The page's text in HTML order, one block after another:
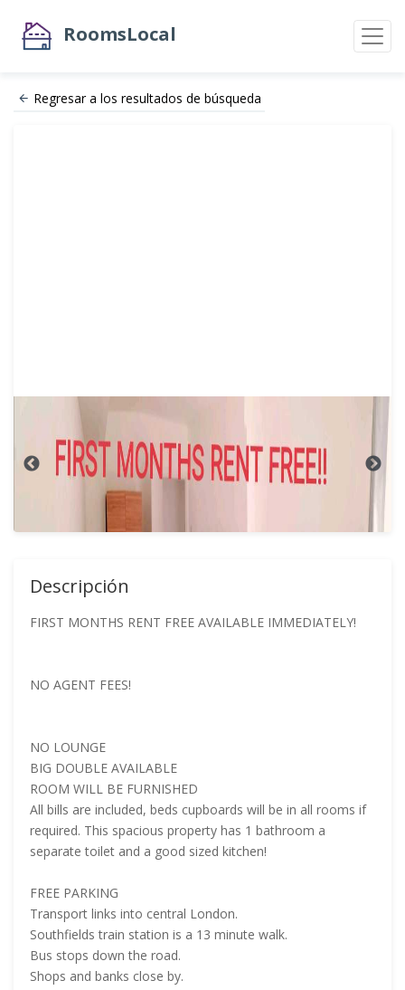
RoomsLocal
Regresar a los resultados de búsqueda
Descripción
FIRST MONTHS RENT FREE AVAILABLE IMMEDIATELY!
NO AGENT FEES!
NO LOUNGE
BIG DOUBLE AVAILABLE
ROOM WILL BE FURNISHED
All bills are included, beds cupboards will be in all rooms if
required. This spacious property has 1 bathroom a
separate toilet and a good sized kitchen!
FREE PARKING
Transport links into central London.
Southfields train station is a 13 minute walk.
Bus stops down the road.
Shops and banks close by.